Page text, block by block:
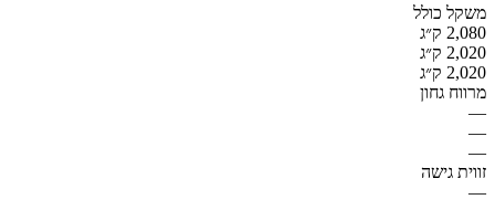
משקל כולל
2,080 ק״ג
2,020 ק״ג
2,020 ק״ג
מרווח גחון
—
—
—
זווית גישה
—